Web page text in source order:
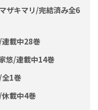
ザキマリ/完結済み全6
載中28巻
悠/連載中14巻
1巻
載中4巻